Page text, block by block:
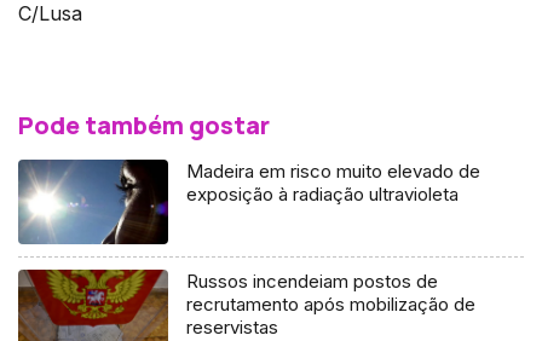
C/Lusa
Pode também gostar
Madeira em risco muito elevado de
exposição à radiação ultravioleta
Russos incendeiam postos de
recrutamento após mobilização de
reservistas